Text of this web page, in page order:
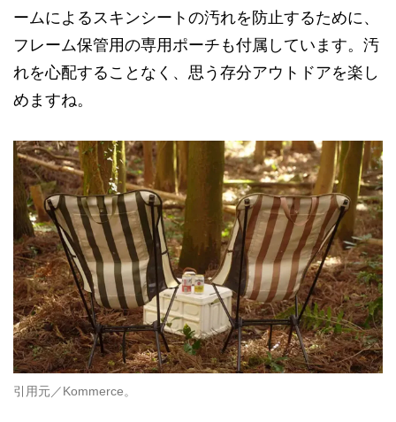
ームによるスキンシートの汚れを防止するために、
フレーム保管用の専用ポーチも付属しています。汚
れを心配することなく、思う存分アウトドアを楽し
めますね。
引用元／Kommerce。